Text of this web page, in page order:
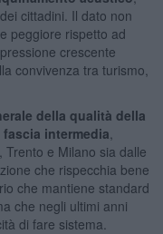
cittadini. Il dato non
peggiore rispetto ad
crescente
convivenza tra turismo,
della qualità della
intermedia
e Milano sia dalle
che rispecchia bene
che mantiene standard
che negli ultimi anni
di fare sistema.